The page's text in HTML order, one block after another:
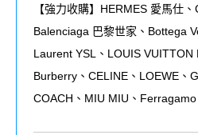
【強力收購】HERMES 愛馬仕、
Balenciaga 巴黎世家、Bottega
Laurent YSL、LOUIS VUITTON
Burberry、CELINE、LOEWE、
COACH、MIU MIU、